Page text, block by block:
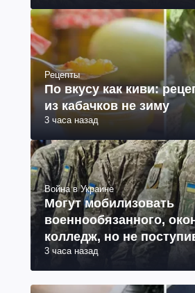
Рецепты
По вкусу как киви:
из кабачков не зиму
3 часа назад
Война в Украине
Могут мобилизовать
военнообязанного,
колледж, но не
вуз: объяснение юриста
3 часа назад